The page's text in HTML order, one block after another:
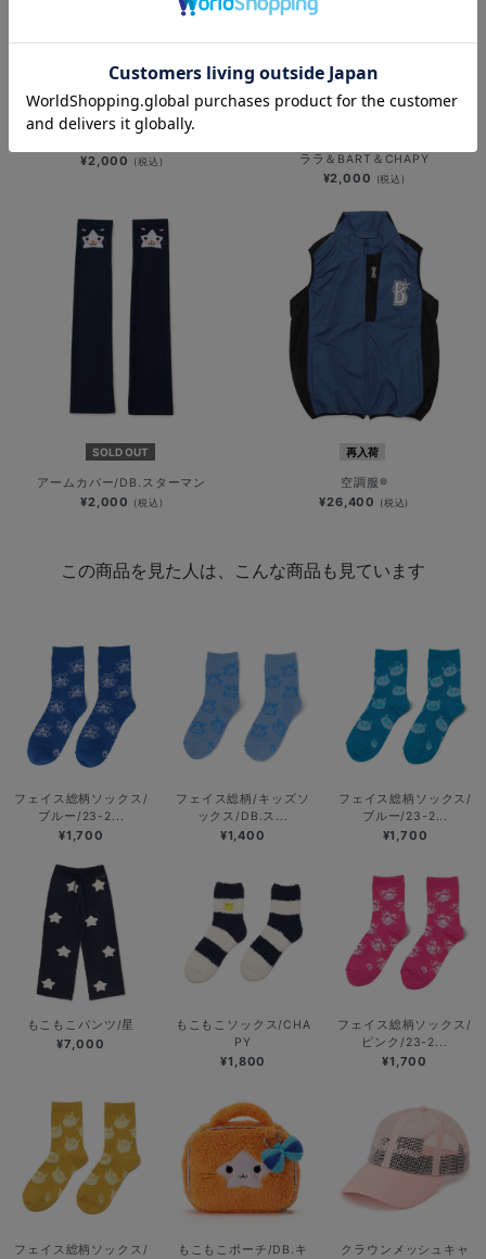
SOLD OUT
¥2,000 (税込)
ララ＆BART＆CHAPY
¥2,000 (税込)
SOLD OUT
アームカバー/DB.スターマン
¥2,000 (税込)
再入荷
空調服®
¥26,400 (税込)
この商品を見た人は、こんな商品も見ています
フェイス総柄ソックス/
ブルー/23-2...
¥1,700
フェイス総柄/キッズソ
ックス/DB.ス...
¥1,400
フェイス総柄ソックス/
ブルー/23-2...
¥1,700
もこもこパンツ/星
¥7,000
もこもこソックス/CHA
PY
¥1,800
フェイス総柄ソックス/
ピンク/23-2...
¥1,700
フェイス総柄ソックス/
もこもこポーチ/DB.キ
クラウンメッシュキャ